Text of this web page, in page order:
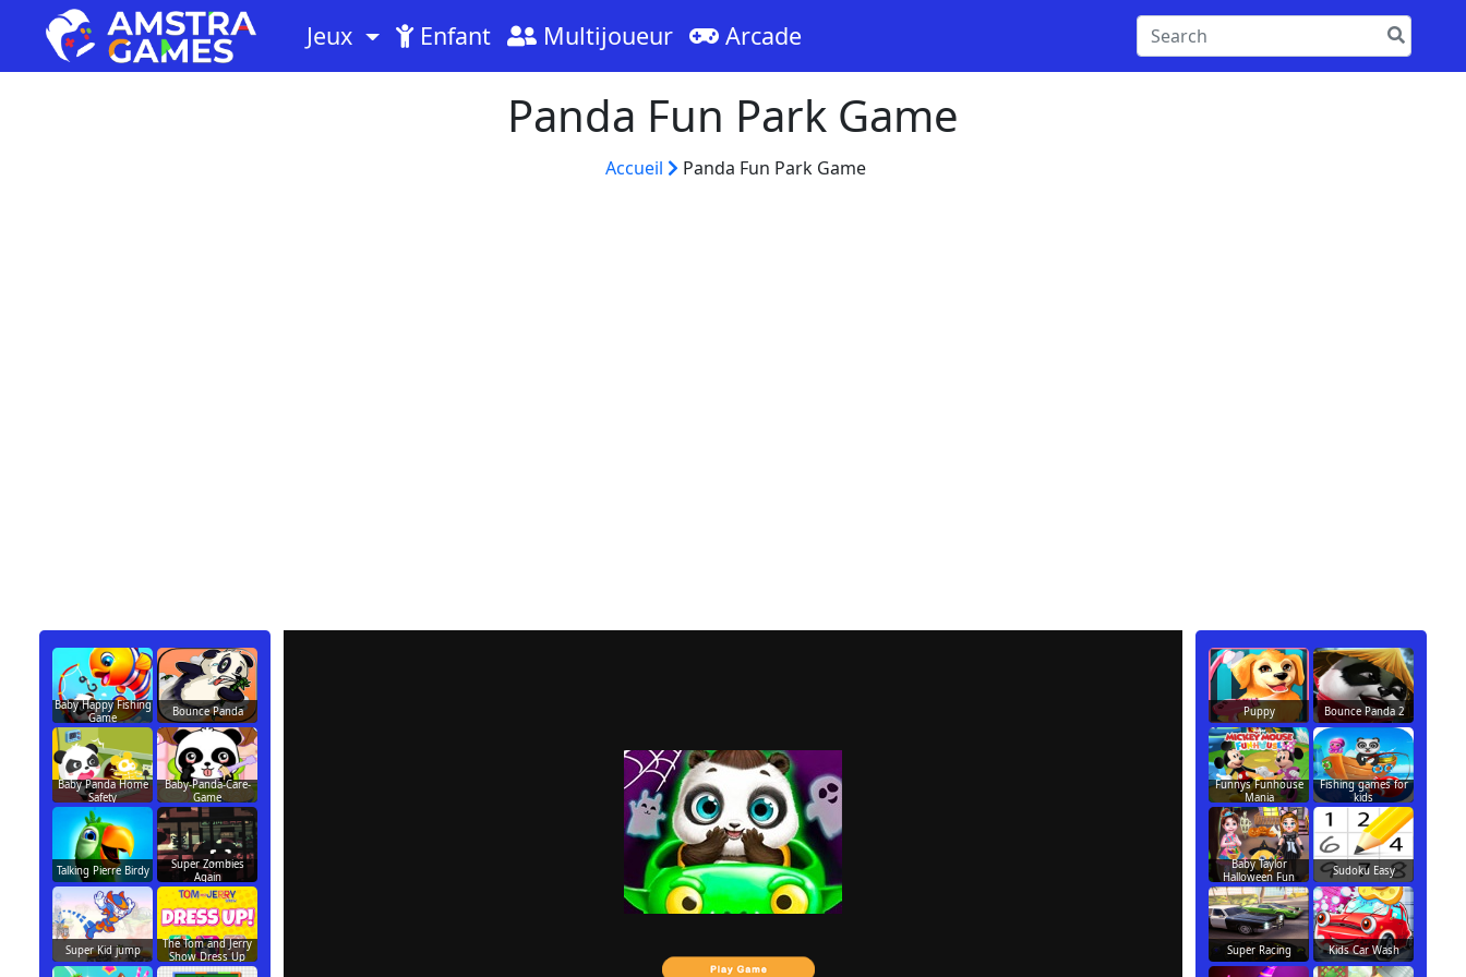
Jeux Enfant Multijoueur Arcade
Panda Fun Park Game
Accueil Panda Fun Park Game
Baby Happy Fishing
Game
Bounce Panda
Baby Panda Home
Safety
Baby-Panda-Care-
Game
Talking Pierre Birdy
Super Zombies
Again
Super Kid jump
The Tom and Jerry
Show Dress Up
Puppy Bounce Panda 2
Funnys Funhouse
Mania
Fishing games for
kids
Baby Taylor
Halloween Fun
Sudoku Easy
Super Racing Kids Car Wash